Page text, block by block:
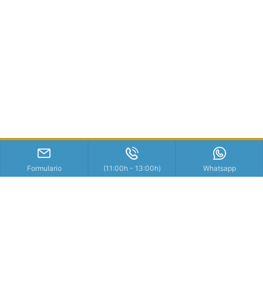
Formulario (11:00h - 13:00h) Whatsapp